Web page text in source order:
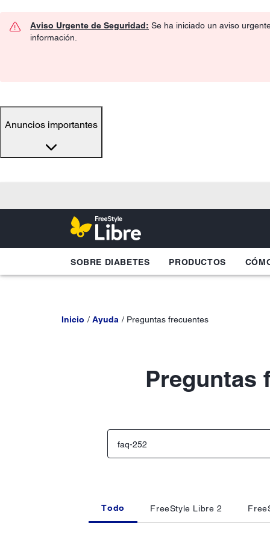
Aviso Urgente de Seguridad: Se ha iniciado un aviso
información.
Anuncios importantes
SOBRE DIABETES PRODUCTOS
Inicio Ayuda Preguntas frecuentes
Preguntas
Todo FreeStyle Libre 2